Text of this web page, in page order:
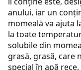
anului, iar un
momeală va ajuta
la toate
solubile din
grasă, grasă, care
special în apă